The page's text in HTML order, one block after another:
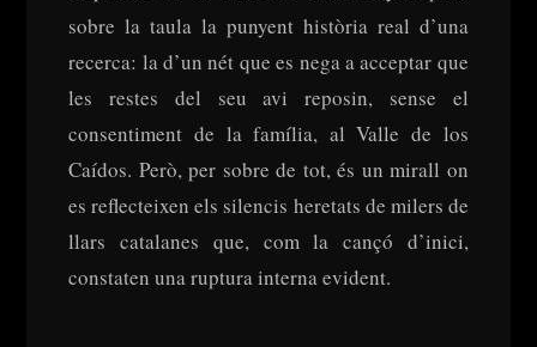
Ves al
contingut
sobre la taula la punyent història real d’una
recerca: la d’un nét que es nega a acceptar que
les restes del seu avi reposin, sense el
consentiment de la família, al Valle de los
Caídos. Però, per sobre de tot, és un mirall on
es reflecteixen els silencis heretats de milers de
llars catalanes que, com la cançó d’inici,
constaten una ruptura interna evident.